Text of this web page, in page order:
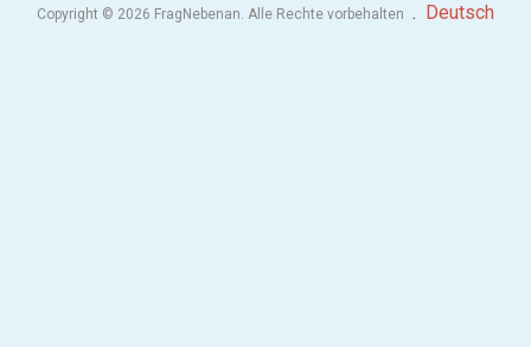
Copyright © 2026 FragNebenan. Alle Rechte vorbehalten . Deutsch